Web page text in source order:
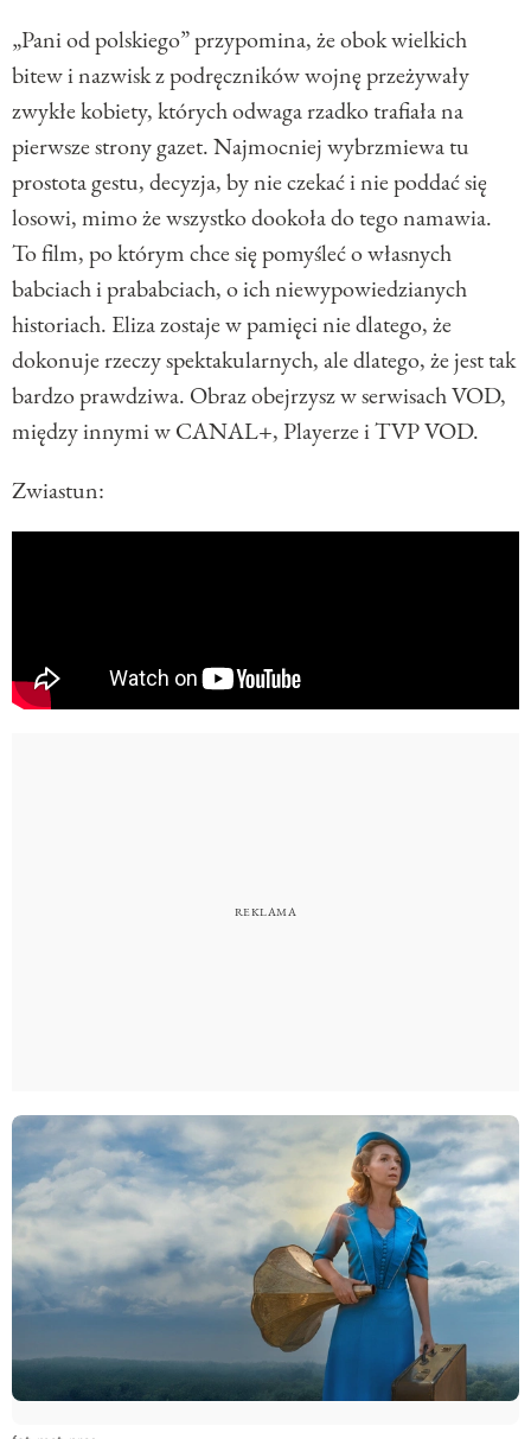
„Pani od polskiego” przypomina, że obok wielkich
bitew i nazwisk z podręczników wojnę przeżywały
zwykłe kobiety, których odwaga rzadko trafiała na
pierwsze strony gazet. Najmocniej wybrzmiewa tu
prostota gestu, decyzja, by nie czekać i nie poddać się
losowi, mimo że wszystko dookoła do tego namawia.
To film, po którym chce się pomyśleć o własnych
babciach i prababciach, o ich niewypowiedzianych
historiach. Eliza zostaje w pamięci nie dlatego, że
dokonuje rzeczy spektakularnych, ale dlatego, że jest tak
bardzo prawdziwa. Obraz obejrzysz w serwisach VOD,
między innymi w CANAL+, Playerze i TVP VOD.
Zwiastun: